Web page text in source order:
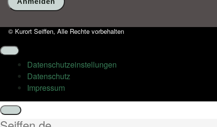
© Kurort Seiffen, Alle Rechte vorbehalten
Datenschutz­einstellungen
Datenschutz
Impressum
Schließen